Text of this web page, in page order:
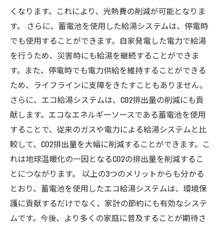
くなります。これにより、光熱費の削減が可能となりま
す。 さらに、蓄電池を使用した給湯システムは、停電時
でも使用することができます。自家発電した電力で給湯
を行うため、災害時にも給湯を継続することができま
す。また、停電時でも電力供給を維持することができる
ため、ライフラインに支障をきたすこともありません。
さらに、エコ給湯システムは、CO2排出量の削減にも貢
献します。エコなエネルギーソースである蓄電池を使用
することで、従来のガスや電力による給湯システムと比
較して、CO2排出量を大幅に削減することができます。こ
れは地球温暖化の一因となるCO2の排出量を削減するこ
とにつながります。 以上の3つのメリットからも分かる
とおり、蓄電池を使用したエコ給湯システムは、環境保
護に貢献するだけでなく、家計の節約にも有効なシステ
ムです。今後、より多くの家庭に普及することが期待さ